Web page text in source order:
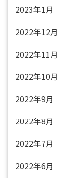
2023年1月
2022年12月
2022年11月
2022年10月
2022年9月
2022年8月
2022年7月
2022年6月